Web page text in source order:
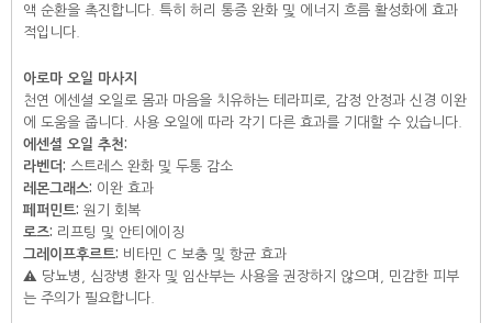
액 순환을 촉진합니다. 특히 허리 통증 완화 및 에너지 흐름 활성화에 효과
적입니다.
아로마 오일 마사지
천연 에센셜 오일로 몸과 마음을 치유하는 테라피로, 감정 안정과 신경 이완
에 도움을 줍니다. 사용 오일에 따라 각기 다른 효과를 기대할 수 있습니다.
에센셜 오일 추천:
라벤더: 스트레스 완화 및 두통 감소
레몬그래스: 이완 효과
페퍼민트: 원기 회복
로즈: 리프팅 및 안티에이징
그레이프후르트: 비타민 C 보충 및 항균 효과
⚠️ 당뇨병, 심장병 환자 및 임산부는 사용을 권장하지 않으며, 민감한 피부
는 주의가 필요합니다.